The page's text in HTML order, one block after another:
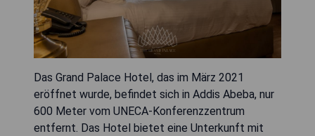
Das Grand Palace Hotel, das im März 2021
eröffnet wurde, befindet sich in Addis Abeba, nur
600 Meter vom UNECA-Konferenzzentrum
entfernt. Das Hotel bietet eine Unterkunft mit